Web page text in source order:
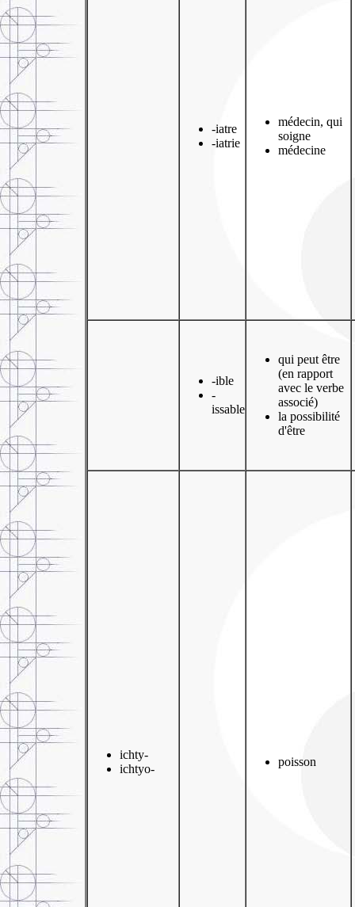
-iatre
-iatrie
médecin, qui
soigne
médecine
-ible
-
issable
qui peut être
(en rapport
avec le verbe
associé)
la possibilité
d'être
ichty-
ichtyo-
poisson